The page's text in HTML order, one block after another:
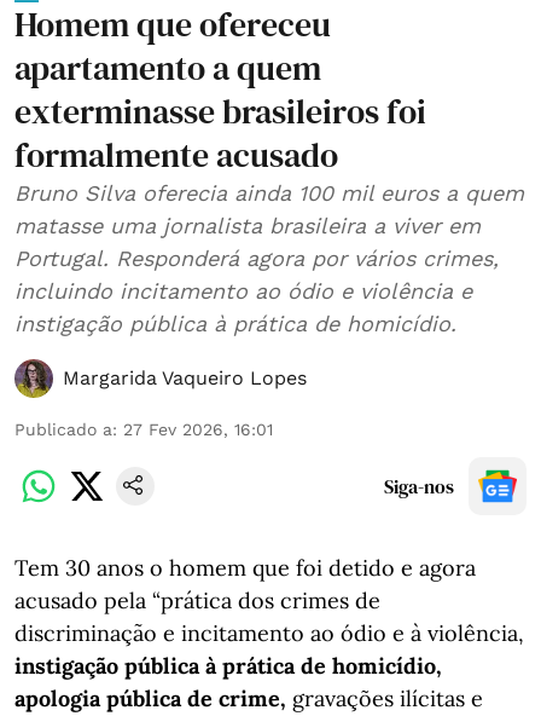
Homem que ofereceu
apartamento a quem
exterminasse brasileiros foi
formalmente acusado
Bruno Silva oferecia ainda 100 mil euros a quem
matasse uma jornalista brasileira a viver em
Portugal. Responderá agora por vários crimes,
incluindo incitamento ao ódio e violência e
instigação pública à prática de homicídio.
Margarida Vaqueiro Lopes
Publicado a: 27 Fev 2026, 16:01
Siga-nos
Tem 30 anos o homem que foi detido e agora
acusado pela “prática dos crimes de
discriminação e incitamento ao ódio e à violência,
instigação pública à prática de homicídio,
apologia pública de crime, gravações ilícitas e